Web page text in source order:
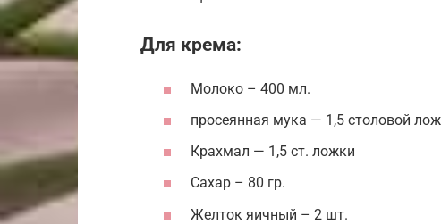
Для крема:
Молоко – 400 мл.
просеянная мука — 1,5 столовой
Крахмал — 1,5 ст. ложки
Сахар – 80 гр.
Желток яичный – 2 шт.